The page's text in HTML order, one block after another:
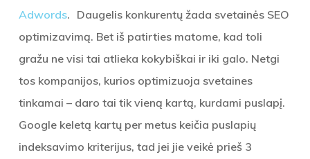
Adwords. Daugelis konkurentų žada svetainės SEO
optimizavimą. Bet iš patirties matome, kad toli
gražu ne visi tai atlieka kokybiškai ir iki galo. Netgi
tos kompanijos, kurios optimizuoja svetaines
tinkamai – daro tai tik vieną kartą, kurdami puslapį.
Google keletą kartų per metus keičia puslapių
indeksavimo kriterijus, tad jei jie veikė prieš 3